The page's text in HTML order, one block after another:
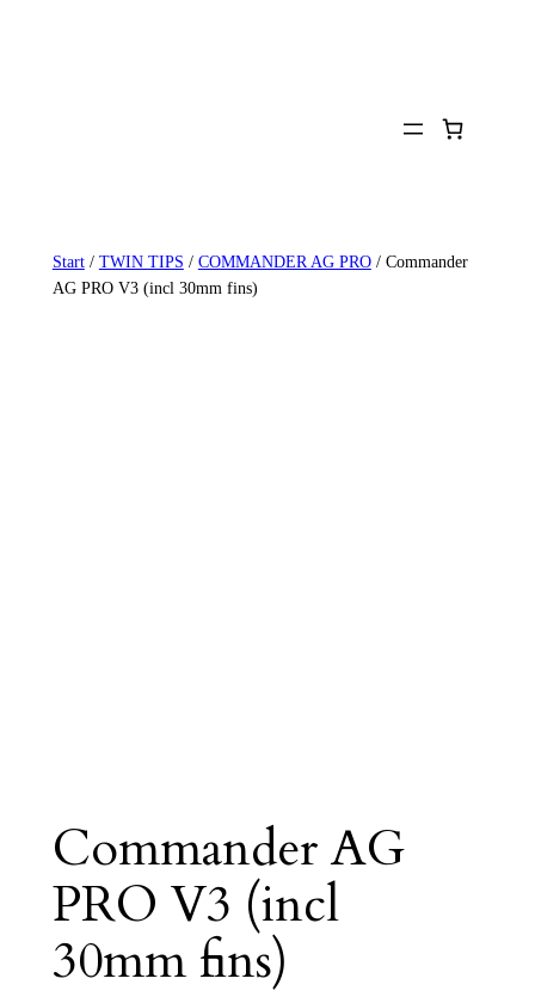
Start/ TWIN TIPS / COMMANDER AG PRO/ Commander
AG PRO V3 (incl 30mm fins)
Commander AG
PRO V3 (incl
30mm fins)